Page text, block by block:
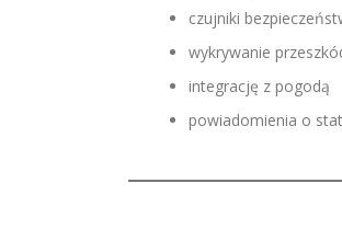
czujniki
wykrywanie
integrację z pogodą
powiadomienia o